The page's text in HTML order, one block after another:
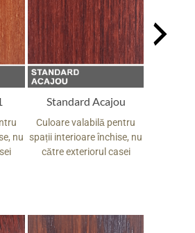
nu
Standard Acajou
Culoare valabilă pentru
spații interioare închise, nu
către exteriorul casei